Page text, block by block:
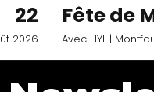
22
2026
Fête de
Avec HYL |